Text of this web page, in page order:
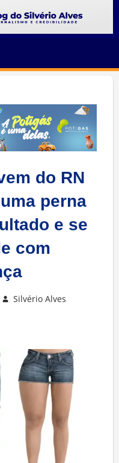
do RN
perna
e se
com
Silvério Alves